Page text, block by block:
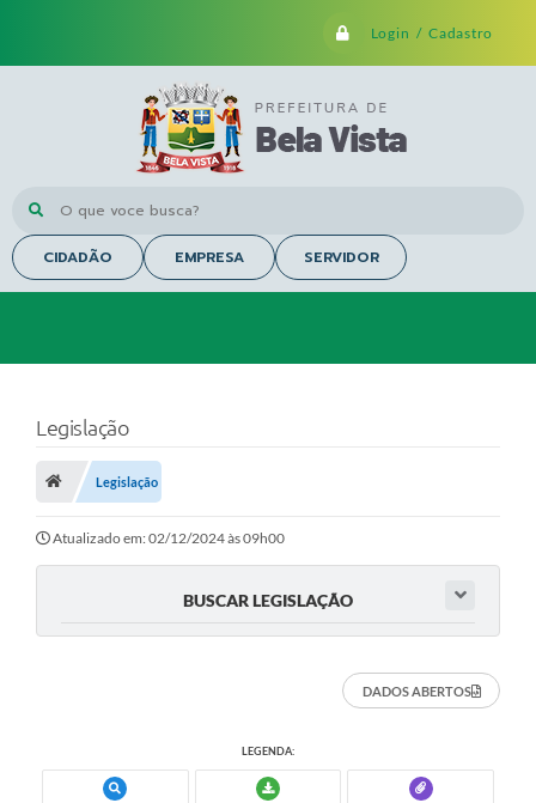
Login / Cadastro
O que voce busca?
CIDADÃO EMPRESA SERVIDOR
Legislação
Legislação
Atualizado em: 02/12/2024 às 09h00
BUSCAR LEGISLAÇÃO
DADOS ABERTOS
LEGENDA: